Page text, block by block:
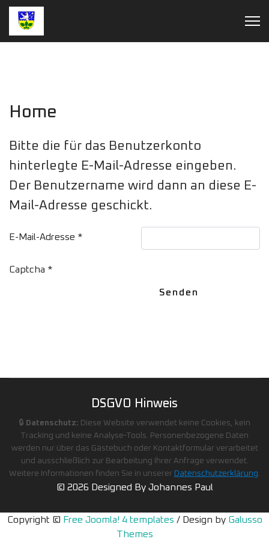
Home
Bitte die für das Benutzerkonto
hinterlegte E-Mail-Adresse eingeben.
Der Benutzername wird dann an diese E-
Mail-Adresse geschickt.
E-Mail-Adresse *
Captcha *
Senden
DSGVO Hinweis
🔒 Datenschutz: Diese Website verwendet keine Cookies, kein
Tracking und keine Analyse-Tools. Personenbezogene Daten
werden nur über das Gästebuch oder Kontaktformular verarbeitet
und ausschließlich zur Bearbeitung Ihrer Anfrage verwendet.
Weitere Informationen finden Sie in unserer Datenschutzerklärung.
© 2026 Designed By Johannes Paul
Copyright © Free Joomla! 4 templates / Design by Galusso
Themes